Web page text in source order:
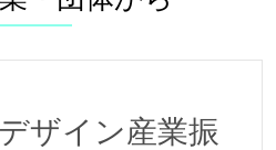
ザイン産業振